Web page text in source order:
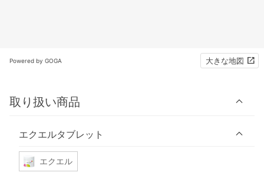
Powered by GOGA 大きな地図
取り扱い商品
エクエルタブレット
エクエル